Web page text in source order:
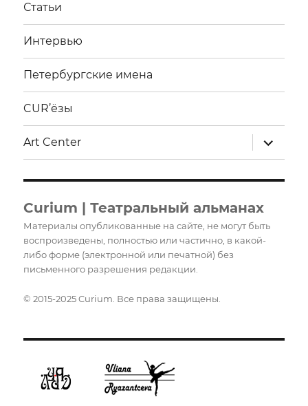
Статьи
Интервью
Петербургские имена
CUR’ёзы
Art Center
меню
Curium | Театральный альманах
Материалы опубликованные на сайте, не могут быть
воспроизведены, полностью или частично, в какой-
либо форме (электронной или печатной) без
письменного разрешения редакции.
© 2015-2025 Curium. Все права защищены.